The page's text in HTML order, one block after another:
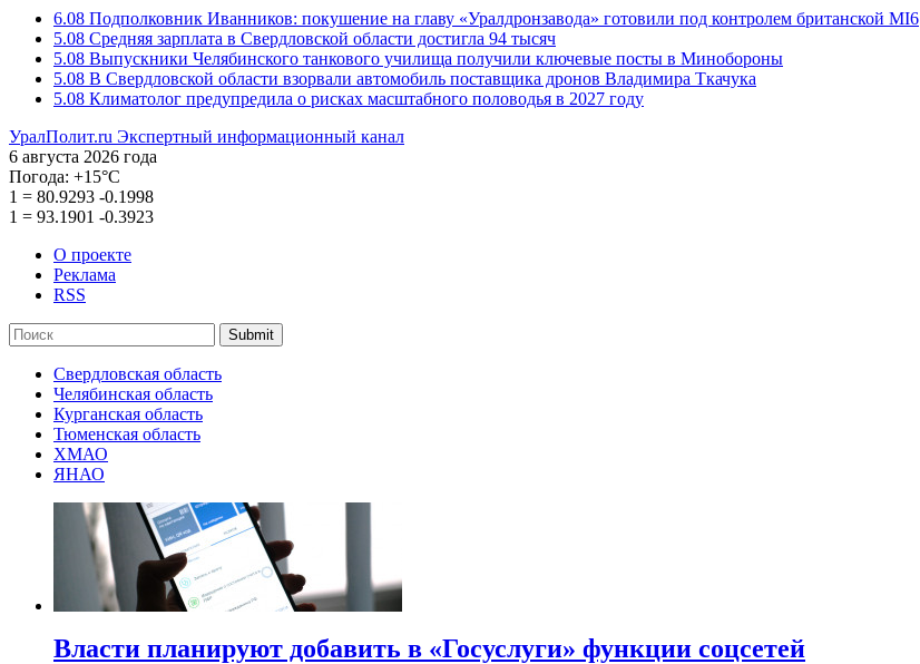
6.08 Подполковник Иванников: покушение на главу «Уралдронзавода» готовили под контролем британской MI6
5.08 Средняя зарплата в Свердловской области достигла 94 тысяч
5.08 Выпускники Челябинского танкового училища получили ключевые посты в Минобороны
5.08 В Свердловской области взорвали автомобиль поставщика дронов Владимира Ткачука
5.08 Климатолог предупредила о рисках масштабного половодья в 2027 году
УралПолит.ru Экспертный информационный канал
6 августа 2026 года
Погода: +15°С
1 = 80.9293 -0.1998
1 = 93.1901 -0.3923
О проекте
Реклама
RSS
Submit
Свердловская область
Челябинская область
Курганская область
Тюменская область
ХМАО
ЯНАО
Власти планируют добавить в «Госуслуги» функции соцсетей